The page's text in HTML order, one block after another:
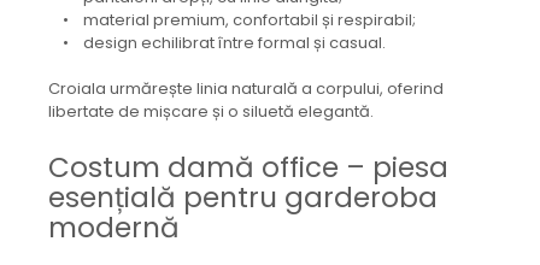
• material premium, confortabil și respirabil;
• design echilibrat între formal și casual.
Croiala urmărește linia naturală a corpului, oferind
libertate de mișcare și o siluetă elegantă.
Costum damă office – piesa
esențială pentru garderoba
modernă